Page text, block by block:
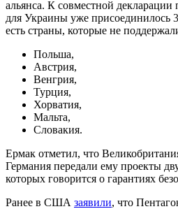
альянса. К совместной декларации
для Украины уже присоединилось
есть страны, которые не
Польша,
Австрия,
Венгрия,
Турция,
Хорватия,
Мальта,
Словакия.
Ермак отметил, что
Германия передали ему проекты
которых говорится о гарантиях
Ранее в США заявили, что